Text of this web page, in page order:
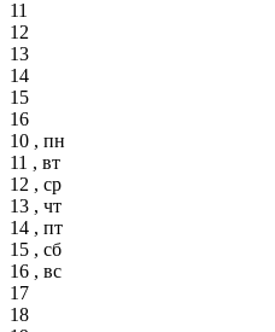
11
12
13
14
15
16
10 , пн
11 , вт
12 , ср
13 , чт
14 , пт
15 , сб
16 , вс
17
18